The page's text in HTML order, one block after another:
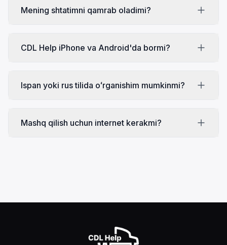
Mening shtatimni qamrab oladimi?
CDL Help iPhone va Android'da bormi?
Ispan yoki rus tilida oʻrganishim mumkinmi?
Mashq qilish uchun internet kerakmi?